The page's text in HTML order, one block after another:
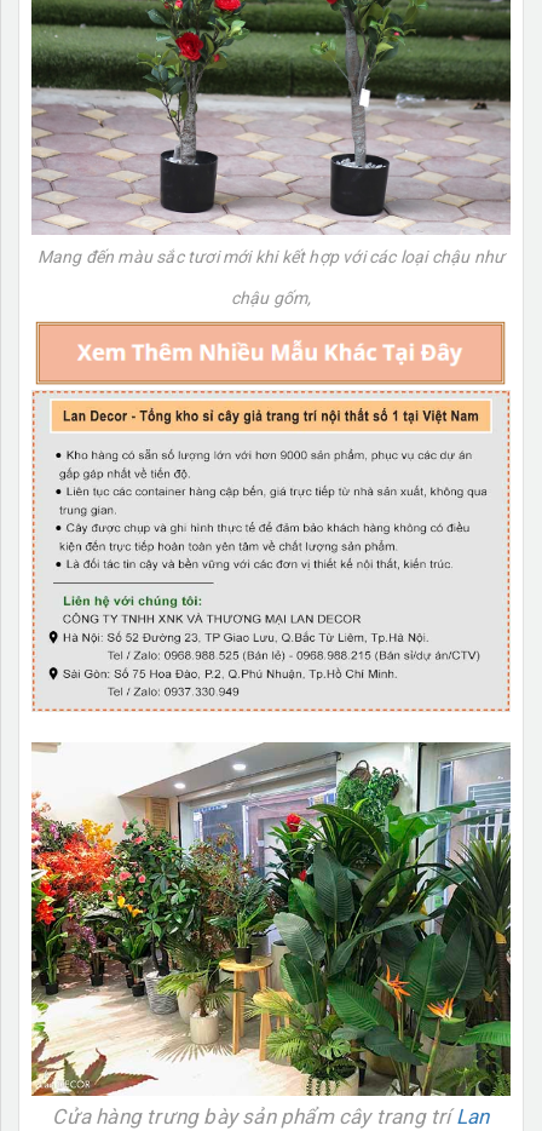
Mang đến màu sắc tươi mới khi kết hợp với các loại chậu như
chậu gốm,
Cửa hàng trưng bày sản phẩm cây trang tríLan